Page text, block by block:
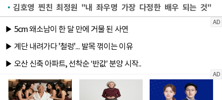
김호영 찐친 최정원 "내 좌우명 가장 다정한 배우 되는 것"